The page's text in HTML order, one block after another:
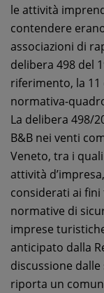
le attività
contendere
associazioni di
delibera 498 del
riferimento, la 11
normativa-
La delibera 498/
B&B nei venti
Veneto, tra i
attività
considerati ai fini
normative di
imprese
anticipato dalla
discussione
riporta un